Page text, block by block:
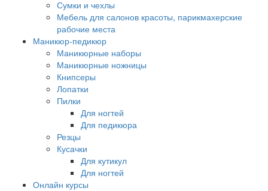
Сумки и чехлы
Мебель для салонов красоты, парикмахерские
рабочие места
Маникюр-педикюр
Маникюрные наборы
Маникюрные ножницы
Книпсеры
Лопатки
Пилки
Для ногтей
Для педикюра
Резцы
Кусачки
Для кутикул
Для ногтей
Онлайн курсы